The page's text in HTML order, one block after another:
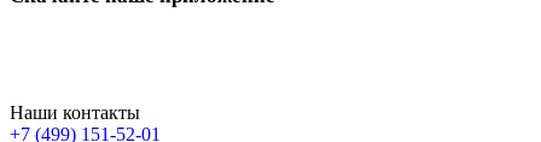
Наши контакты
+7 (499) 151-52-01